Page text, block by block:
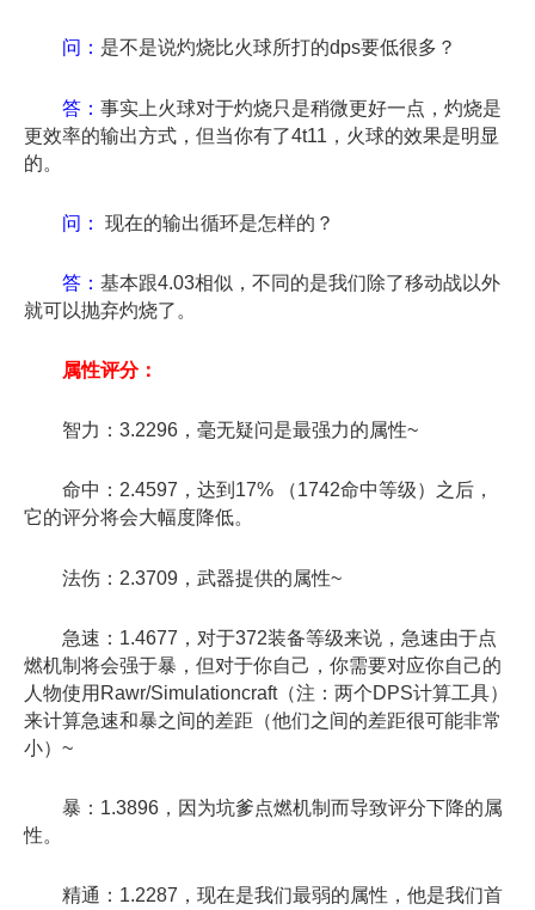
问： 是不是说灼烧比火球所打的dps要低很多？
答： 事实上火球对于灼烧只是稍微更好一点，灼烧是
更效率的输出方式，但当你有了4t11，火球的效果是明显
的。
问： 现在的输出循环是怎样的？
答： 基本跟4.03相似，不同的是我们除了移动战以外
就可以抛弃灼烧了。
属性评分：
智力：3.2296，毫无疑问是最强力的属性~
命中：2.4597，达到17% （1742命中等级）之后，
它的评分将会大幅度降低。
法伤：2.3709，武器提供的属性~
急速：1.4677，对于372装备等级来说，急速由于点
燃机制将会强于暴，但对于你自己，你需要对应你自己的
人物使用Rawr/Simulationcraft（注：两个DPS计算工具）
来计算急速和暴之间的差距（他们之间的差距很可能非常
小）~
暴：1.3896，因为坑爹点燃机制而导致评分下降的属
性。
精通：1.2287，现在是我们最弱的属性，他是我们首